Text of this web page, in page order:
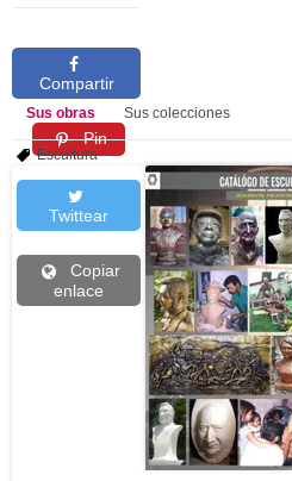
Compartir
Pin
Twittear
Copiar
enlace
Sus obras Sus colecciones
Escultura